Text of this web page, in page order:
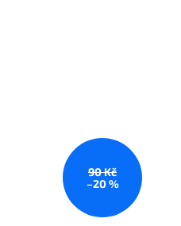
90 Kč
–20 %